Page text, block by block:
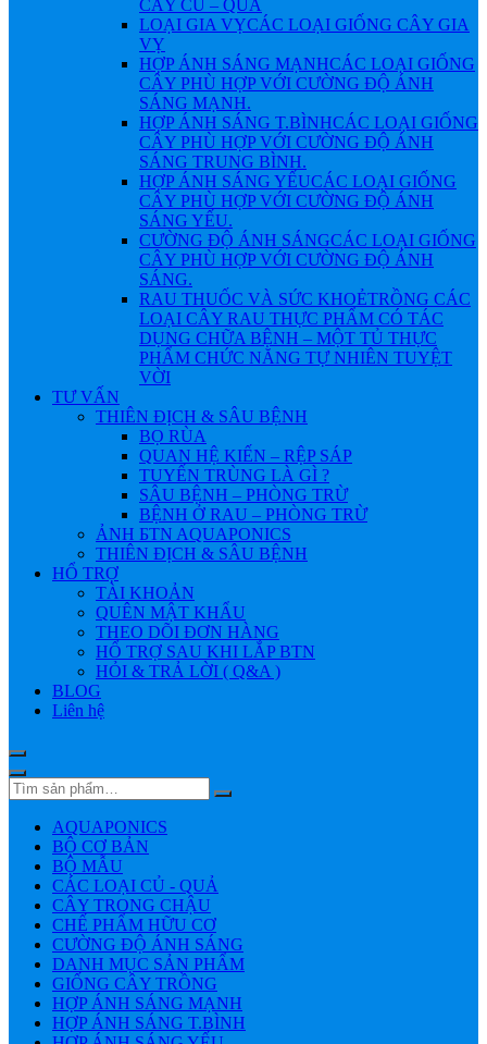
CÂY CỦ – QUẢ
LOẠI GIA VỴCÁC LOẠI GIỐNG CÂY GIA
VỴ
HỢP ÁNH SÁNG MẠNHCÁC LOẠI GIỐNG
CÂY PHÙ HỢP VỚI CƯỜNG ĐỘ ÁNH
SÁNG MẠNH.
HỢP ÁNH SÁNG T.BÌNHCÁC LOẠI GIỐNG
CÂY PHÙ HỢP VỚI CƯỜNG ĐỘ ÁNH
SÁNG TRUNG BÌNH.
HỢP ÁNH SÁNG YẾUCÁC LOẠI GIỐNG
CÂY PHÙ HỢP VỚI CƯỜNG ĐỘ ÁNH
SÁNG YẾU.
CƯỜNG ĐỘ ÁNH SÁNGCÁC LOẠI GIỐNG
CÂY PHÙ HỢP VỚI CƯỜNG ĐỘ ÁNH
SÁNG.
RAU THUỐC VÀ SỨC KHOẺTRỒNG CÁC
LOẠI CÂY RAU THỰC PHẨM CÓ TÁC
DỤNG CHỮA BỆNH – MỘT TỦ THỰC
PHẨM CHỨC NĂNG TỰ NHIÊN TUYỆT
VỜI
TƯ VẤN
THIÊN ĐỊCH & SÂU BỆNH
BỌ RÙA
QUAN HỆ KIẾN – RỆP SÁP
TUYẾN TRÙNG LÀ GÌ ?
SÂU BỆNH – PHÒNG TRỪ
BỆNH Ở RAU – PHÒNG TRỪ
ẢNH БTN AQUAPONICS
THIÊN ĐỊCH & SÂU BỆNH
HỔ TRỢ
TÀI KHOẢN
QUÊN MẬT KHẨU
THEO DÕI ĐƠN HÀNG
HỔ TRỢ SAU KHI LẮP BTN
HỎI & TRẢ LỜI ( Q&A )
BLOG
Liên hệ
AQUAPONICS
BỘ CƠ BẢN
BỘ MẪU
CÁC LOẠI CỦ - QUẢ
CÂY TRONG CHẬU
CHẾ PHẨM HỮU CƠ
CƯỜNG ĐỘ ÁNH SÁNG
DANH MỤC SẢN PHẨM
GIỐNG CÂY TRỒNG
HỢP ÁNH SÁNG MẠNH
HỢP ÁNH SÁNG T.BÌNH